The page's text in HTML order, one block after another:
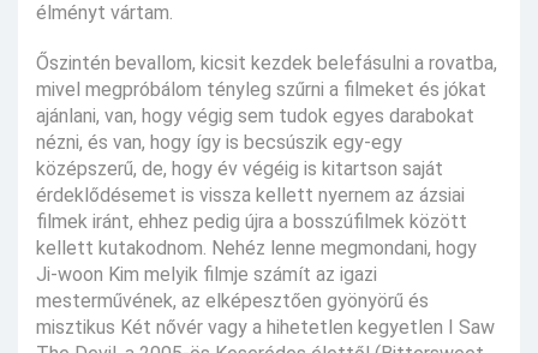
élményt vártam.
Őszintén bevallom, kicsit kezdek belefásulni a rovatba,
mivel megpróbálom tényleg szűrni a filmeket és jókat
ajánlani, van, hogy végig sem tudok egyes darabokat
nézni, és van, hogy így is becsúszik egy-egy
középszerű, de, hogy év végéig is kitartson saját
érdeklődésemet is vissza kellett nyernem az ázsiai
filmek iránt, ehhez pedig újra a bosszúfilmek között
kellett kutakodnom. Nehéz lenne megmondani, hogy
Ji-woon Kim melyik filmje számít az igazi
mesterművének, az elképesztően gyönyörű és
misztikus Két nővér vagy a hihetetlen kegyetlen I Saw